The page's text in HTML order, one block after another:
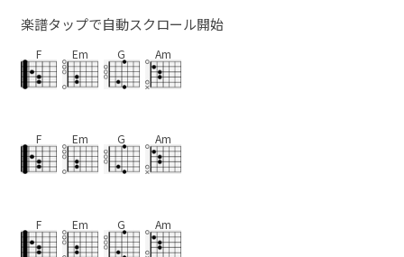
楽譜タップで自動スクロール開始
F Em G Am
F Em G Am
F Em G Am